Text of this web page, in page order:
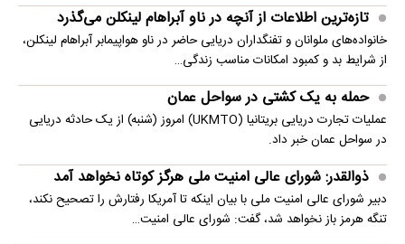
تازه‌ترین اطلاعات از آنچه در ناو آبراهام لینکلن می‌گذرد
خانواده‌های ملوانان و تفنگداران دریایی حاضر در ناو هواپیمابر آبراهام لینکلن،
از شرایط بد و کمبود امکانات مناسب زندگی…
حمله به یک کشتی در سواحل عمان
عملیات تجارت دریایی بریتانیا (UKMTO) امروز (شنبه) از یک حادثه دریایی
در سواحل عمان خبر داد.
ذوالقدر: شورای عالی امنیت ملی هرگز کوتاه نخواهد آمد
دبیر شورای عالی امنیت ملی با بیان اینکه تا آمریکا رفتارش را تصحیح نکند،
تنگه هرمز باز نخواهد شد، گفت: شورای عالی امنیت…